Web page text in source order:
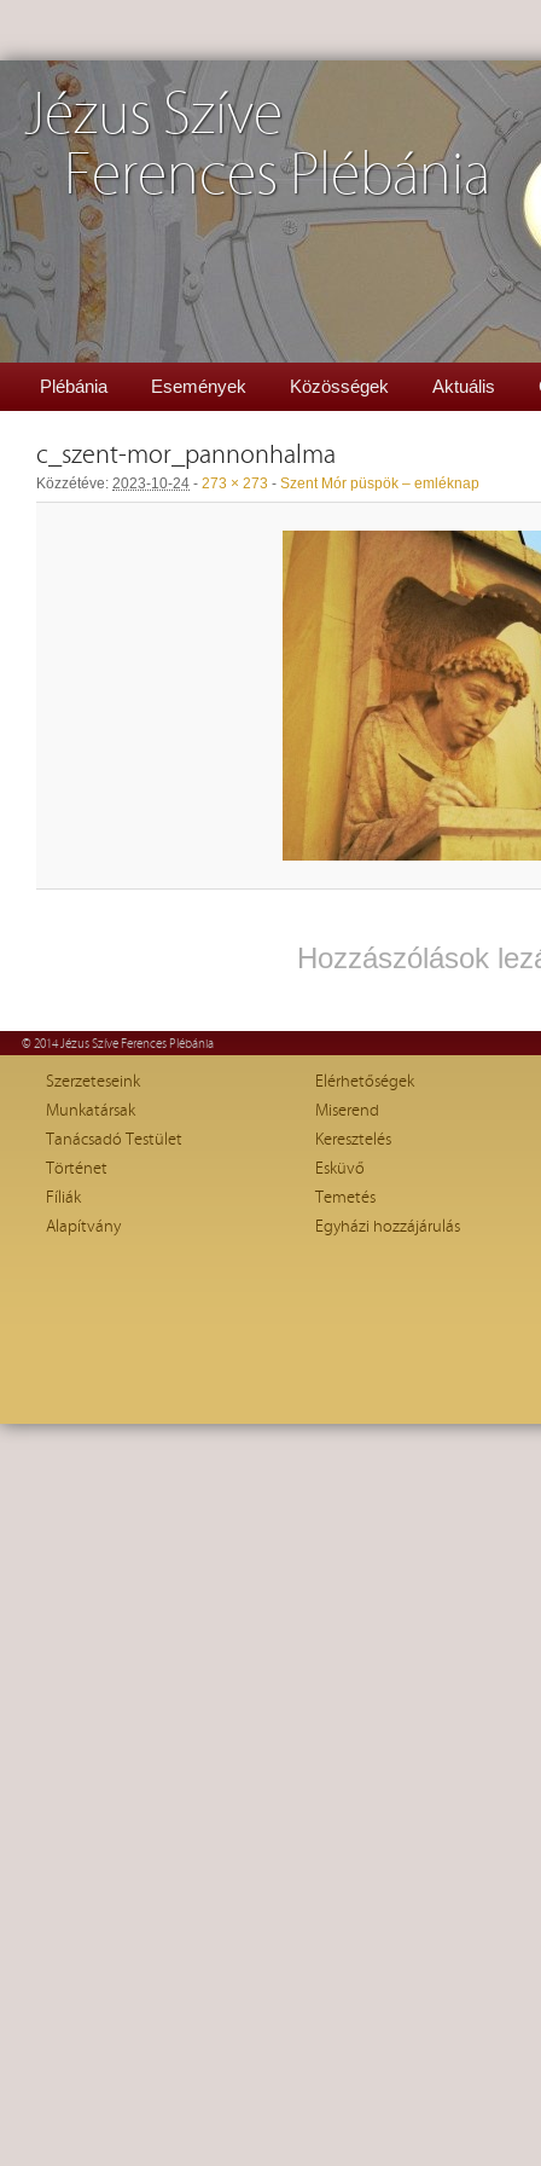
Jézus Szíve
Ferences Plébánia
Plébánia Események Közösségek Aktuális
c_szent-mor_pannonhalma
Közzétéve: 2023-10-24 - 273 × 273 - Szent Mór püspök – emléknap
Hozzászólások
© 2014 Jézus Szíve Ferences Plébánia
Szerzeteseink
Munkatársak
Tanácsadó Testület
Történet
Fíliák
Alapítvány
Elérhetőségek
Miserend
Keresztelés
Esküvő
Temetés
Egyházi hozzájárulás